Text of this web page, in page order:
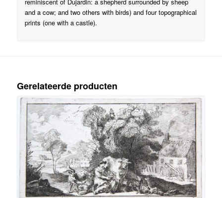
reminiscent of Dujardin: a shepherd surrounded by sheep
and a cow; and two others with birds) and four topographical
prints (one with a castle).
Gerelateerde producten